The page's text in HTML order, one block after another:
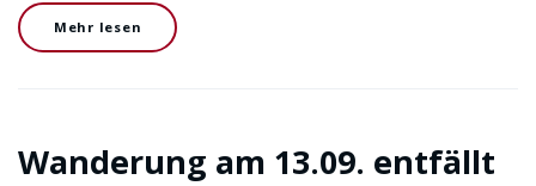
Mehr lesen
Wanderung am 13.09. entfällt